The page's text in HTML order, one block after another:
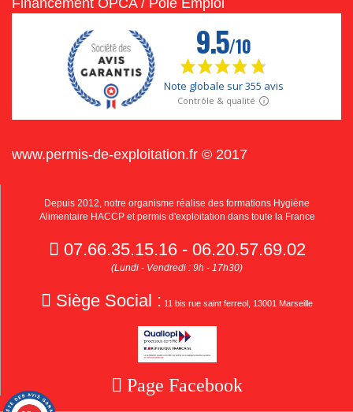
www.permis-de-exploitation.fr © 2017
Depuis 2012, notre organisme réalise des formations Hygiène
Alimentaire HACCP et permis d'exploitation dans toute la France
07.66.35.15.16 - 06.20.57.69.02
(Lundi - Vendredi : 9h - 17h30)
Siège Social : 11 bis rue saint ferreol, 13001 Marseille
Page Facebook